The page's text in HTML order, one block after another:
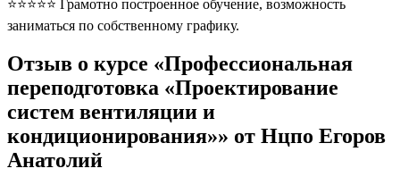
⭐⭐⭐⭐⭐ Грамотно построенное обучение, возможность
заниматься по собственному графику.
Отзыв о курсе «Профессиональная
переподготовка «Проектирование
систем вентиляции и
кондиционирования»» от Нцпо Егоров
Анатолий